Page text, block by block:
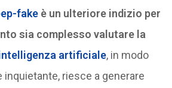
fakeè un ulteriore indizio per
sia complesso valutare la
artificiale, in modo
riesce a generare